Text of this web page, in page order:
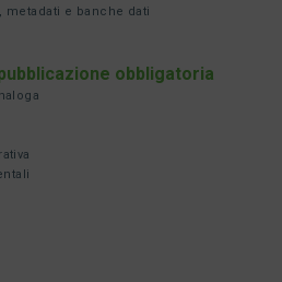
metadati e banche dati
obbligatoria